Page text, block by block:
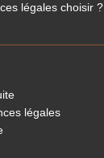
légales choisir ?
légales